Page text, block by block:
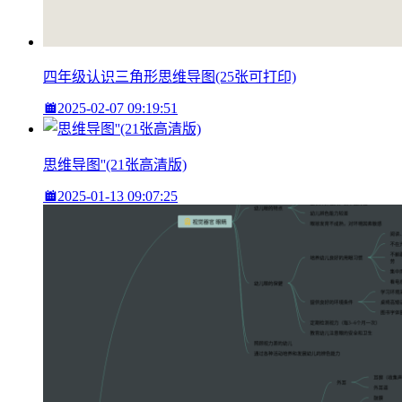
四年级认识三角形思维导图(25张可打印)
2025-02-07 09:19:51
思维导图''(21张高清版)
2025-01-13 09:07:25